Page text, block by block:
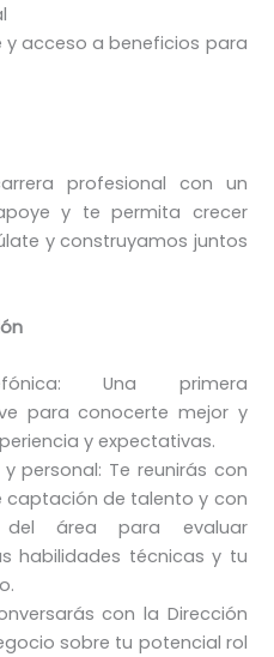
y acceso a beneficios para
profesional con un
y te permita crecer
y construyamos juntos
Una primera
para conocerte mejor y
y expectativas.
personal: Te reunirás con
captación de talento y con
del área para evaluar
habilidades técnicas y tu
con la Dirección
sobre tu potencial rol